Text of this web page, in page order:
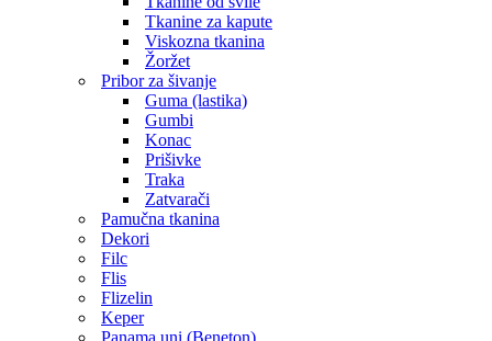
Tkanine za kapute
Viskozna tkanina
Žoržet
Pribor za šivanje
Guma (lastika)
Gumbi
Konac
Prišivke
Traka
Zatvarači
Pamučna tkanina
Dekori
Filc
Flis
Flizelin
Keper
Panama uni (Beneton)